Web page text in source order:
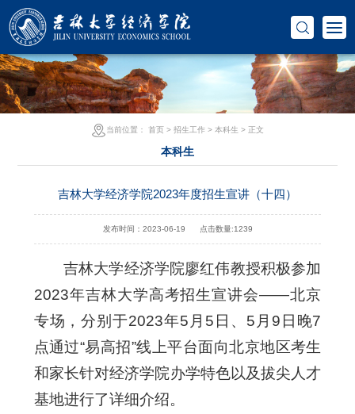
当前位置： 首页> 招生工作> 本科生 > 正文
本科生
吉林大学经济学院2023年度招生宣讲（十四）
发布时间：2023-06-19 点击数量:1239
吉林大学经济学院廖红伟教授积极参加
2023年吉林大学高考招生宣讲会——北京
专场，分别于2023年5月5日、5月9日晚7
点通过“易高招”线上平台面向北京地区考生
和家长针对经济学院办学特色以及拔尖人才
基地进行了详细介绍。